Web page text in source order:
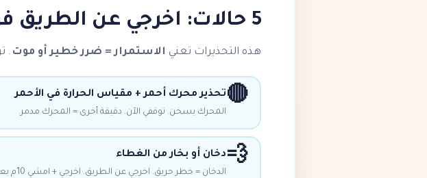
5 حالات: اخرجي عن الطريق فوراً
هذه التحذيرات تعني الاستمرار = ضرر خطير أو موت .
🔴تحذير محرك أحمر + مقياس الحرارة في الأحمر
المحرك يسخن. توقفي الآن. دقيقة أخرى = المحرك مدمر.
💨دخان أو بخار من الغطاء
الدخان = خطر حريق. اخرجي عن الطريق. اخرجي + امشي 10م بعيداً. اتصلي بإطفاء.